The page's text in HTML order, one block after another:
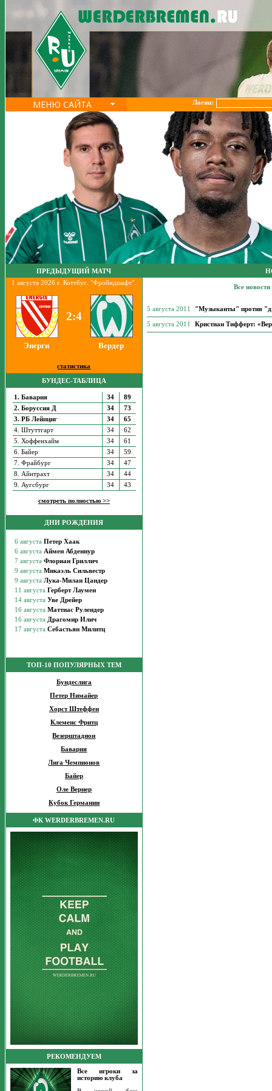
МЕНЮ САЙТА Логин:
ПРЕДЫДУЩИЙ МАТЧ
1 августа 2026 г. Коттбус. "Фройндшафт".
2:4
Энерги Вердер
статистика
БУНДЕС-ТАБЛИЦА
1. Бавария 34
89
2. Боруссия Д
34
73
3. РБ Лейпциг
34
65
4. Штуттгарт
34
62
5. Хоффенхайм
34
61
6. Байер
34
59
7. Фрайбург
34
47
8. Айнтрахт
34
44
9. Аугсбург
34 43
смотреть полностью >>
ДНИ РОЖДЕНИЯ
ТОП-10 ПОПУЛЯРНЫХ ТЕМ
Бундеслига
Петер Нимайер
Хорст Штеффен
Клеменс Фритц
Везерштадион
Бавария
Лига Чемпионов
Байер
Оле Вернер
Кубок Германии
ФК WERDERBREMEN.RU
РЕКОМЕНДУЕМ
Все игроки за
историю клуба
Все
5 августа 2011 "Музыканты" против
5 августа 2011 Кристиан Тифферт: